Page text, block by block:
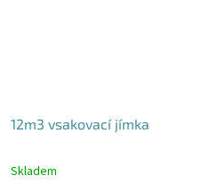
12m3 vsakovací jímka
Průměrné
Skladem